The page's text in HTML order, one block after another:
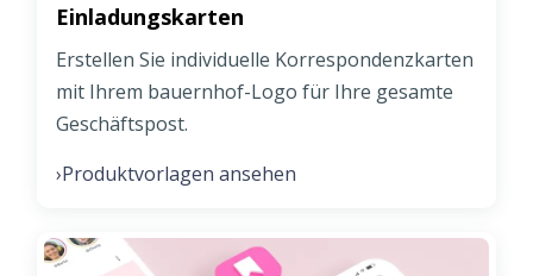
Einladungskarten
Erstellen Sie individuelle Korrespondenzkarten
mit Ihrem bauernhof-Logo für Ihre gesamte
Geschäftspost.
›Produktvorlagen ansehen